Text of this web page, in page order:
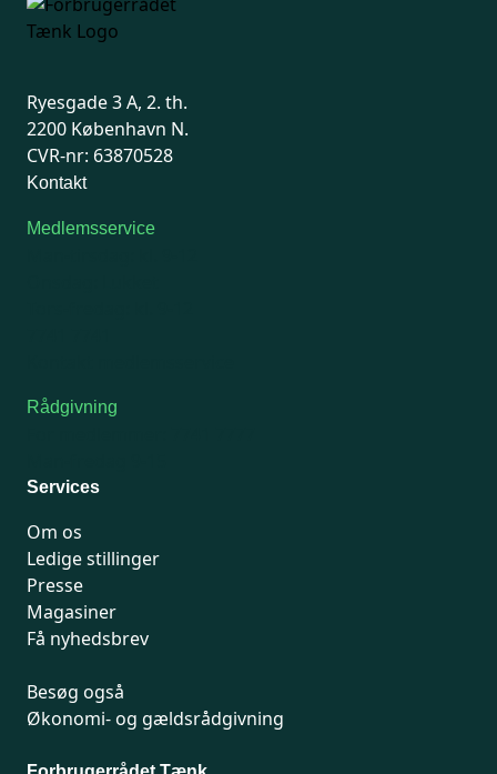
Ryesgade 3 A, 2. th.
2200 København N.
CVR-nr: 63870528
Kontakt
Medlemsservice
Rådgivning
Services
Om os
Ledige stillinger
Presse
Magasiner
Få nyhedsbrev
Besøg også
Økonomi- og gældsrådgivning